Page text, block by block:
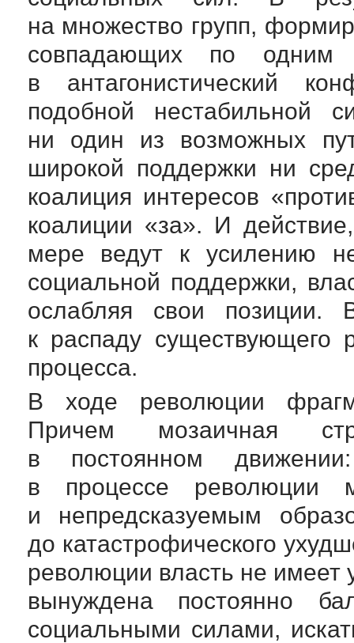
на множество групп,
совпадающих по одним
в антагонистический
подобной нестабильной
ни один из возможных
широкой поддержки ни
коалиция интересов
коалиции «за». И
мере ведут к усилению
социальной поддержки,
ослабляя свои позиции.
к распаду существующего
процесса.
В ходе революции
Причем мозаичная
в постоянном
в процессе революции
и непредсказуемым
до катастрофического
революции власть не имеет
вынуждена постоянно
социальными силами,